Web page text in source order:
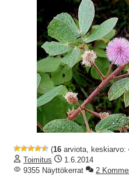
(16 arviota, keskiarvo:
Toimitus
1.6.2014
9355 Näyttökerrat
2